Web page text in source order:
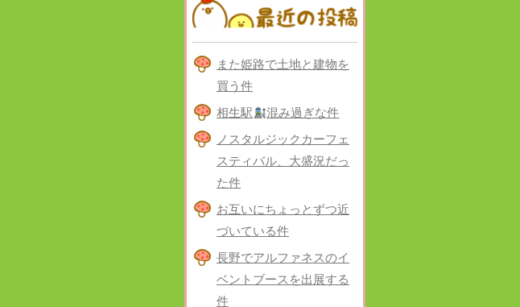
また姫路で土地と建物を
買う件
相生駅
混み過ぎな件
ノスタルジックカーフェ
スティバル、大盛況だっ
た件
お互いにちょっとずつ近
づいている件
長野でアルファネスのイ
ベントブースを出展する
件